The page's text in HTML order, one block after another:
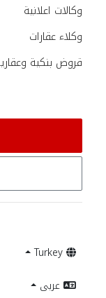
وكالات اعلانية
وكلاء عقارات
قروض بنكية
Turkey
عربى